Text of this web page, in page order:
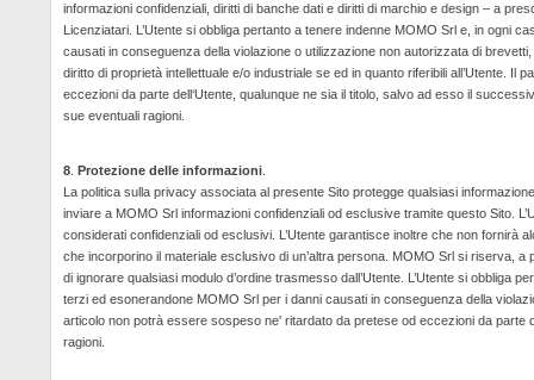
informazioni confidenziali, diritti di banche dati e diritti di marchio e design – a
Licenziatari. L’Utente si obbliga pertanto a tenere indenne MOMO Srl e, in ogni
causati in conseguenza della violazione o utilizzazione non autorizzata di
diritto di proprietà intellettuale e/o industriale se ed in quanto riferibili all’Utente.
eccezioni da parte dell‘Utente, qualunque ne sia il titolo, salvo ad esso il
sue eventuali ragioni.
8 Protezione delle informazioni
La politica sulla privacy associata al presente Sito protegge qualsiasi
inviare a MOMO Srl informazioni confidenziali od esclusive tramite questo Sito.
considerati confidenziali od esclusivi. L’Utente garantisce inoltre che non fornirà
che incorporino il materiale esclusivo di un’altra persona. MOMO Srl si riserva,
di ignorare qualsiasi modulo d’ordine trasmesso dall’Utente. L’Utente si
terzi ed esonerandone MOMO Srl per i danni causati in conseguenza della
articolo non potrà essere sospeso ne' ritardato da pretese od eccezioni da
ragioni.